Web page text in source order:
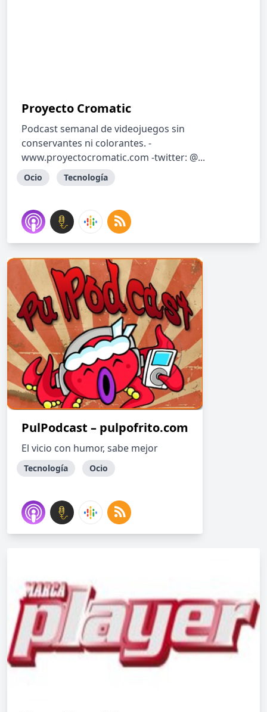
Proyecto Cromatic
Podcast semanal de videojuegos sin
conservantes ni colorantes. -
www.proyectocromatic.com -twitter: @...
Ocio Tecnología
PulPodcast – pulpofrito.com
El vicio con humor, sabe mejor
Tecnología Ocio